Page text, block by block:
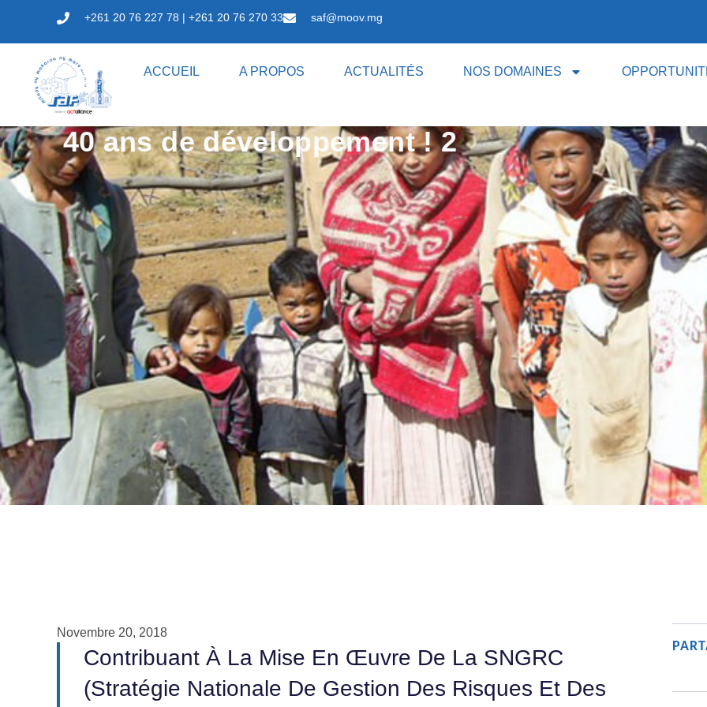
+261 20 76 227 78 | +261 20 76 270 33 saf@moov.mg
ACCUEIL A PROPOS ACTUALITÉS NOS DOMAINES
40 ans de développement ! 2
Novembre 20, 2018
Contribuant À La Mise En Œuvre De La SNGRC
(Stratégie Nationale De Gestion Des Risques Et Des